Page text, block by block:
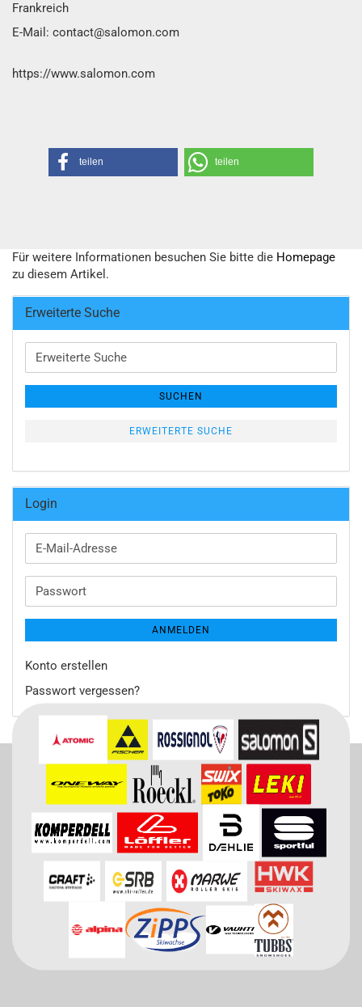
Frankreich
E-Mail: contact@salomon.com
https://www.salomon.com
teilen teilen
Für weitere Informationen besuchen Sie bitte die Homepage
zu diesem Artikel.
Erweiterte Suche
Erweiterte
Suche
SUCHEN
ERWEITERTE SUCHE
Login
E-
Mail-
Passwort
ANMELDEN
Konto erstellen
Passwort vergessen?